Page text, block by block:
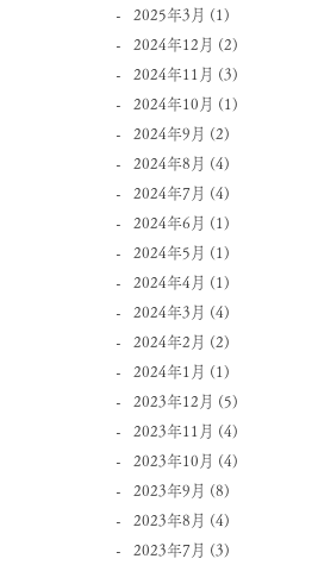
2025年3月 (1)
2024年12月 (2)
2024年11月 (3)
2024年10月 (1)
2024年9月 (2)
2024年8月 (4)
2024年7月 (4)
2024年6月 (1)
2024年5月 (1)
2024年4月 (1)
2024年3月 (4)
2024年2月 (2)
2024年1月 (1)
2023年12月 (5)
2023年11月 (4)
2023年10月 (4)
2023年9月 (8)
2023年8月 (4)
2023年7月 (3)